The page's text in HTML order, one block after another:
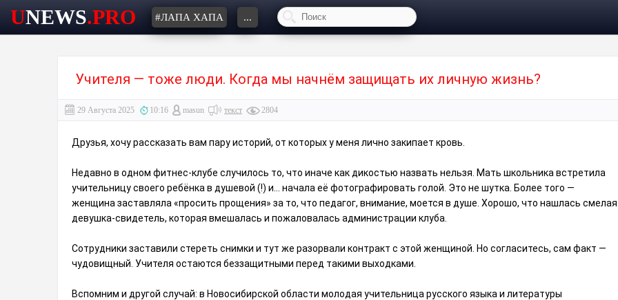
UNEWS.PRO #ЛАПА ХАПА ...
Учителя — тоже люди. Когда мы начнём защищать их личную жизнь?⁠⁠
29 Августа 2025 10:16 masun текст 2804
Друзья, хочу рассказать вам пару историй, от которых у меня лично закипает кровь.
Недавно в одном фитнес-клубе случилось то, что иначе как дикостью назвать нельзя. Мать школьника встретила
учительницу своего ребёнка в душевой (!) и… начала её фотографировать голой. Это не шутка. Более того —
женщина заставляла «просить прощения» за то, что педагог, внимание, моется в душе. Хорошо, что нашлась смелая
девушка-свидетель, которая вмешалась и пожаловалась администрации клуба.
Сотрудники заставили стереть снимки и тут же разорвали контракт с этой женщиной. Но согласитесь, сам факт —
чудовищный. Учителя остаются беззащитными перед такими выходками.
Вспомним и другой случай: в Новосибирской области молодая учительница русского языка и литературы